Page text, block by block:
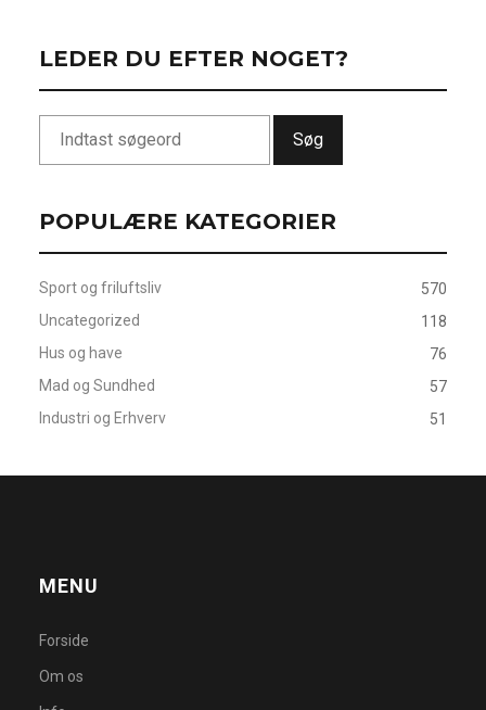
LEDER DU EFTER NOGET?
Søg
POPULÆRE KATEGORIER
Sport og friluftsliv
570
Uncategorized
118
Hus og have
76
Mad og Sundhed
57
Industri og Erhverv
51
MENU
Forside
Om os